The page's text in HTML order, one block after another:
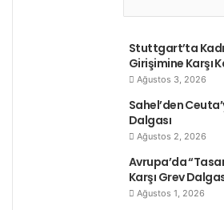
Stuttgart’ta
Girişimine Karşı
Ağustos 3, 2026
Sahel’den
Dalgası
Ağustos 2, 2026
Avrupa’da
Karşı Grev
Ağustos 1, 2026